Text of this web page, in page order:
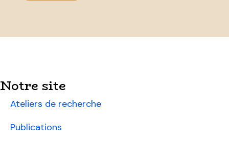
Notre site
Ateliers de recherche
Publications